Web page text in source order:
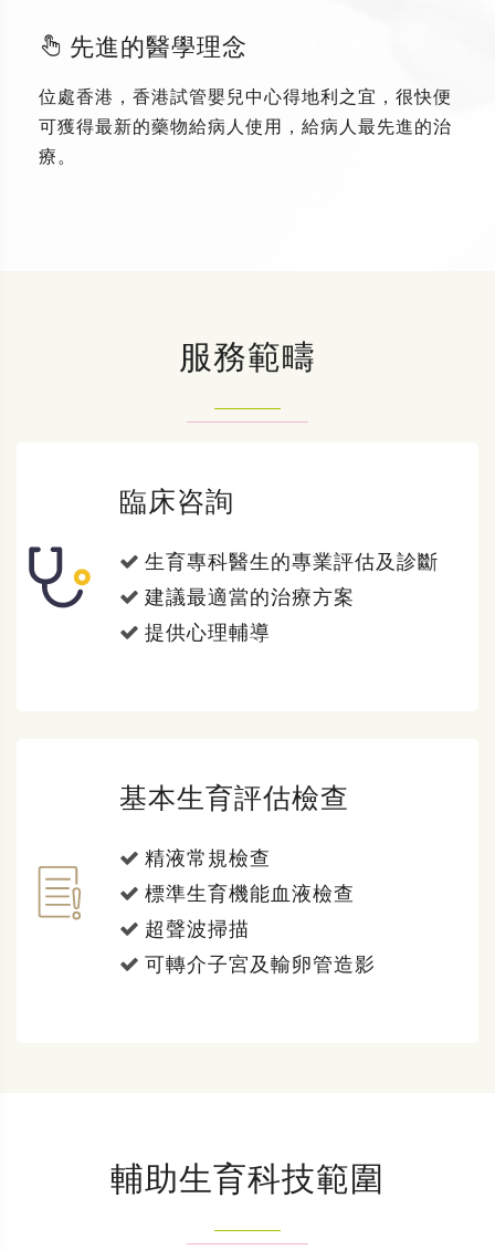
先進的醫學理念
位處香港，香港試管嬰兒中心得地利之宜，很快便
可獲得最新的藥物給病人使用，給病人最先進的治
療。
服務範疇
臨床咨詢
生育專科醫生的專業評估及診斷
建議最適當的治療方案
提供心理輔導
基本生育評估檢查
精液常規檢查
標準生育機能血液檢查
超聲波掃描
可轉介子宮及輸卵管造影
輔助生育科技範圍